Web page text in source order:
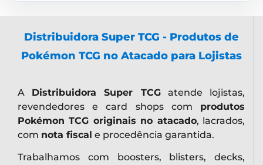
Distribuidora Super TCG - Produtos de
Pokémon TCG no Atacado para Lojistas
A Distribuidora Super TCGatende lojistas,
revendedores e card shops com produtos
Pokémon TCG originais no atacado, lacrados,
com nota fiscal e procedência garantida.
Trabalhamos com boosters, blisters, decks,